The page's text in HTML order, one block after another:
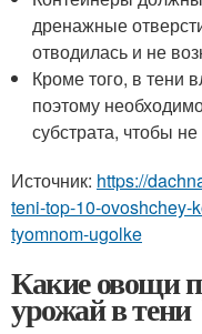
дренажные
отводилась и не
Кроме того, в тени
поэтому
субстрата, чтобы
Источник: https://
teni-top-10-ovoshchey-
tyomnom-ugolke
Какие овощи
урожай в тени